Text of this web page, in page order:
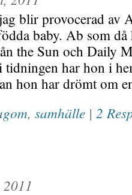
blir provocerad av
baby. Ab som
the Sun och Daily
har hon i
hon har drömt
, samhälle | 2